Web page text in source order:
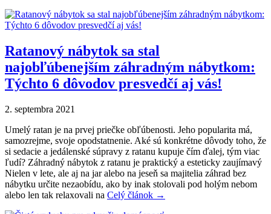
Ratanový nábytok sa stal
najobľúbenejším záhradným nábytkom:
Týchto 6 dôvodov presvedčí aj vás!
2. septembra 2021
Umelý ratan je na prvej priečke obľúbenosti. Jeho popularita má,
samozrejme, svoje opodstatnenie. Aké sú konkrétne dôvody toho, že
si sedacie a jedálenské súpravy z ratanu kupuje čím ďalej, tým viac
ľudí? Záhradný nábytok z ratanu je praktický a esteticky zaujímavý
Nielen v lete, ale aj na jar alebo na jeseň sa majitelia záhrad bez
nábytku určite nezaobídu, ako by inak stolovali pod holým nebom
alebo len tak relaxovali na Celý článok →